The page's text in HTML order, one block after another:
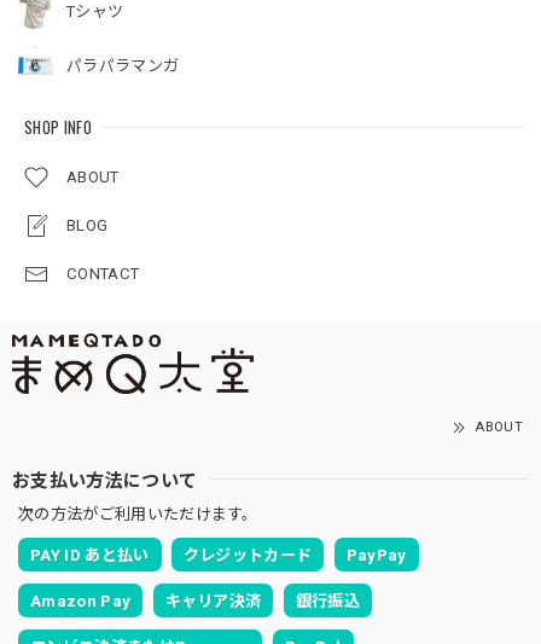
Tシャツ
パラパラマンガ
SHOP INFO
ABOUT
BLOG
CONTACT
ABOUT
お支払い方法について
次の方法がご利用いただけます。
PAY ID あと払い クレジットカード PayPay
Amazon Pay キャリア決済 銀行振込